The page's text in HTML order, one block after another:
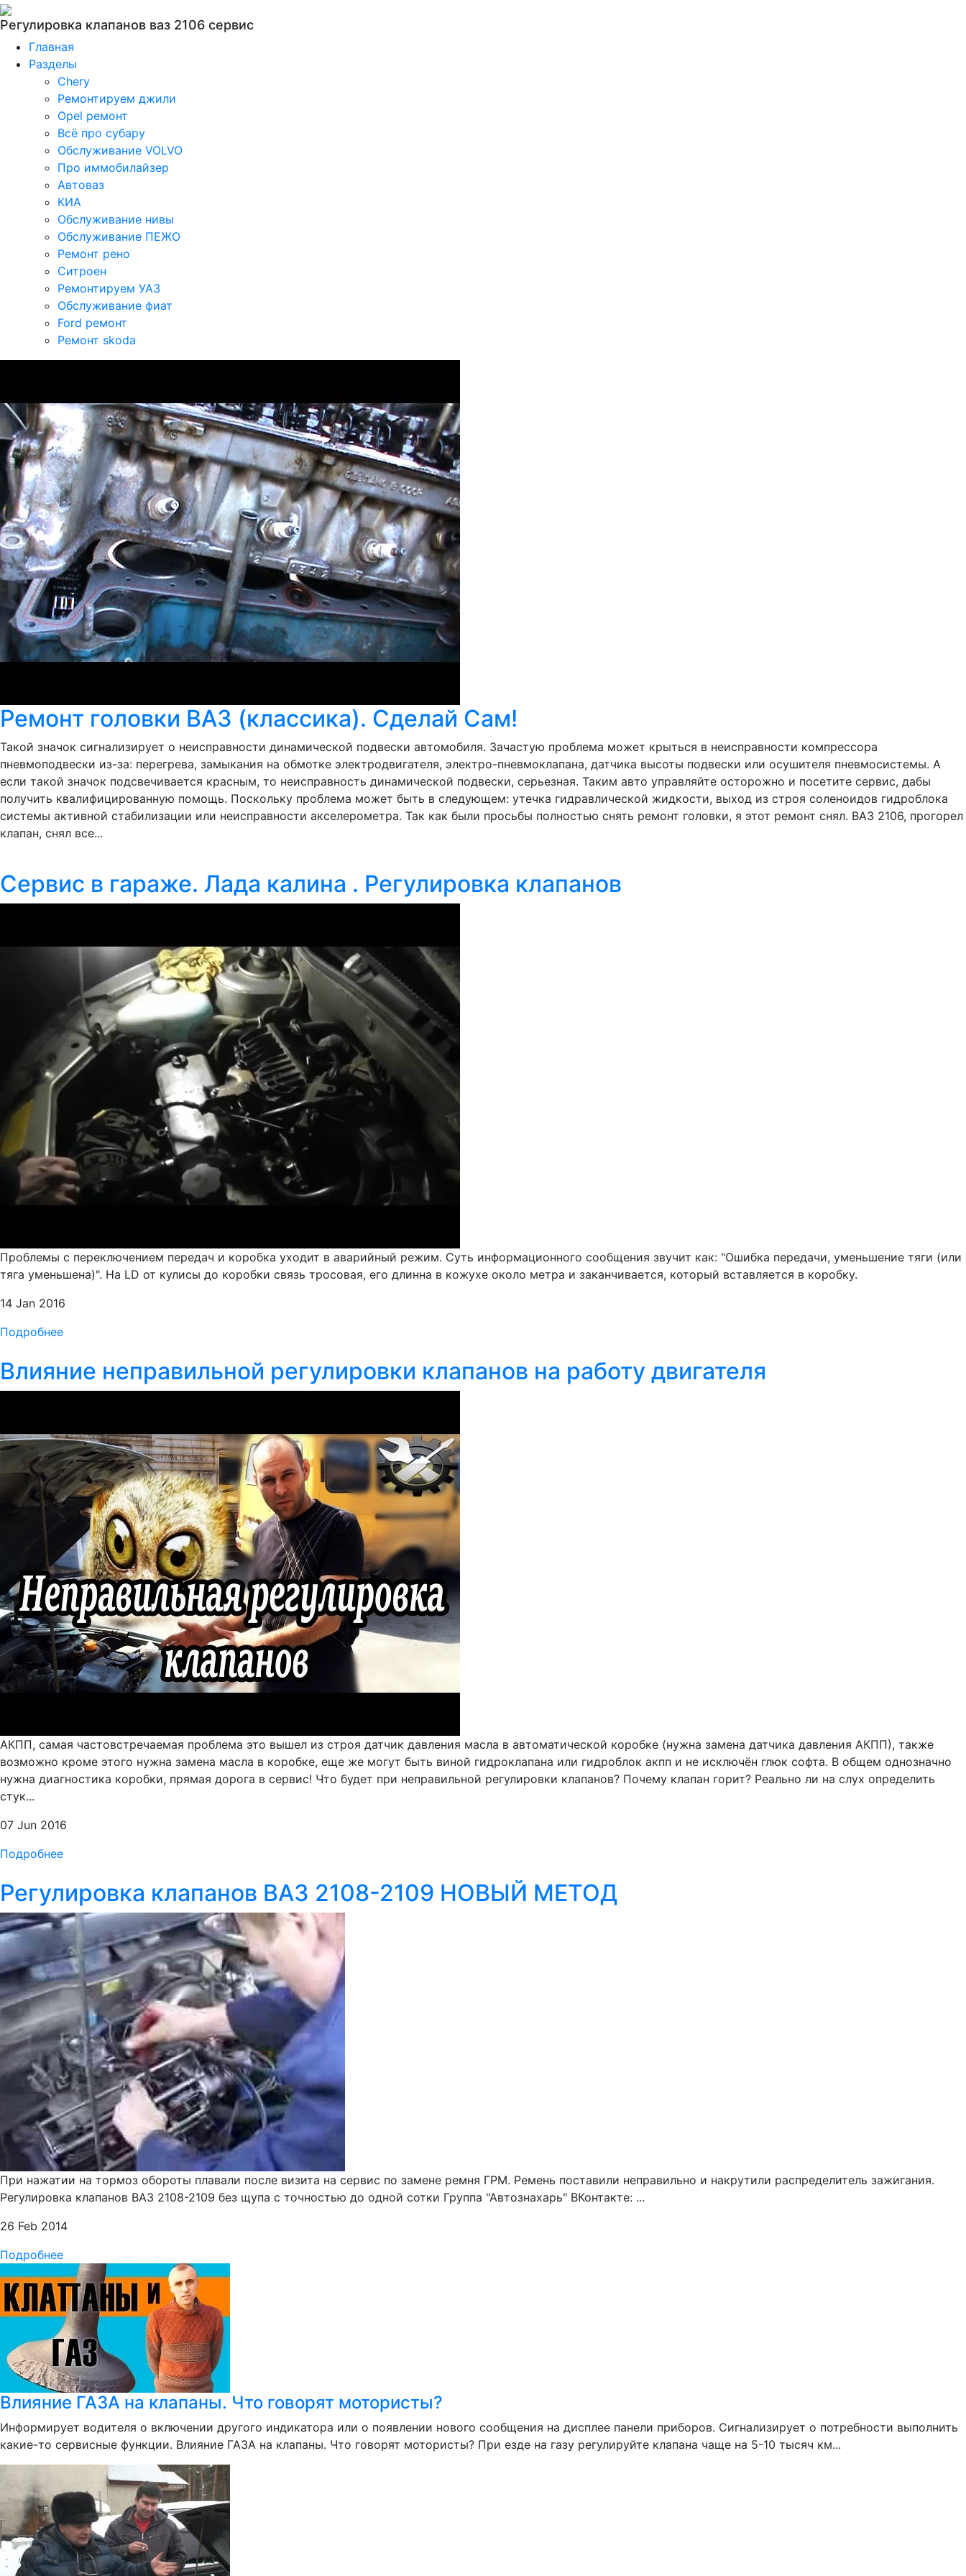
Регулировка клапанов ваз 2106 сервис
Главная
Разделы
Chery
Ремонтируем джили
Opel ремонт
Всё про субару
Обслуживание VOLVO
Про иммобилайзер
Автоваз
КИА
Обслуживание нивы
Обслуживание ПЕЖО
Ремонт рено
Ситроен
Ремонтируем УАЗ
Обслуживание фиат
Ford ремонт
Ремонт skoda
Ремонт головки ВАЗ (классика). Сделай Сам!
Такой значок сигнализирует о неисправности динамической подвески автомобиля. Зачастую проблема может крыться в неисправности компрессора
пневмоподвески из-за: перегрева, замыкания на обмотке электродвигателя, электро-пневмоклапана, датчика высоты подвески или осушителя пневмосистемы. А
если такой значок подсвечивается красным, то неисправность динамической подвески, серьезная. Таким авто управляйте осторожно и посетите сервис, дабы
получить квалифицированную помощь. Поскольку проблема может быть в следующем: утечка гидравлической жидкости, выход из строя соленоидов гидроблока
системы активной стабилизации или неисправности акселерометра. Так как были просьбы полностью снять ремонт головки, я этот ремонт снял. ВАЗ 2106, прогорел
клапан, снял все...
Сервис в гараже. Лада калина . Регулировка клапанов
Проблемы с переключением передач и коробка уходит в аварийный режим. Суть информационного сообщения звучит как: "Ошибка передачи, уменьшение тяги (или
тяга уменьшена)". На LD от кулисы до коробки связь тросовая, его длинна в кожухе около метра и заканчивается, который вставляется в коробку.
14 Jan 2016
Подробнее
Влияние неправильной регулировки клапанов на работу двигателя
АКПП, самая частовстречаемая проблема это вышел из строя датчик давления масла в автоматической коробке (нужна замена датчика давления АКПП), также
возможно кроме этого нужна замена масла в коробке, еще же могут быть виной гидроклапана или гидроблок акпп и не исключён глюк софта. В общем однозначно
нужна диагностика коробки, прямая дорога в сервис! Что будет при неправильной регулировки клапанов? Почему клапан горит? Реально ли на слух определить
стук...
07 Jun 2016
Подробнее
Регулировка клапанов ВАЗ 2108-2109 НОВЫЙ МЕТОД
При нажатии на тормоз обороты плавали после визита на сервис по замене ремня ГРМ. Ремень поставили неправильно и накрутили распределитель зажигания.
Регулировка клапанов ВАЗ 2108-2109 без щупа с точностью до одной сотки Группа "Автознахарь" ВКонтакте: ...
26 Feb 2014
Подробнее
Влияние ГАЗА на клапаны. Что говорят мотористы?
Информирует водителя о включении другого индикатора или о появлении нового сообщения на дисплее панели приборов. Сигнализирует о потребности выполнить
какие-то сервисные функции. Влияние ГАЗА на клапаны. Что говорят мотористы? При езде на газу регулируйте клапана чаще на 5-10 тысяч км...